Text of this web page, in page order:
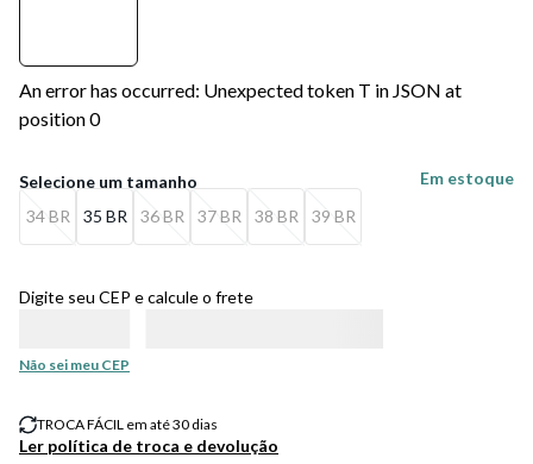
An error has occurred: Unexpected token T in JSON at
position 0
34 BR 35 BR 36 BR 37 BR 38 BR 39 BR
Em estoque
Digite seu CEP e calcule o frete
Não sei meu CEP
TROCA FÁCIL em até 30 dias
Ler política de troca e devolução